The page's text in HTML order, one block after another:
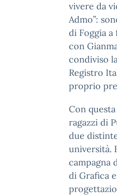
vivere da
Admo”:
di Foggia
con
condiviso
Registro
proprio
Con
ragazzi di
due
università.
campagna
di Grafica